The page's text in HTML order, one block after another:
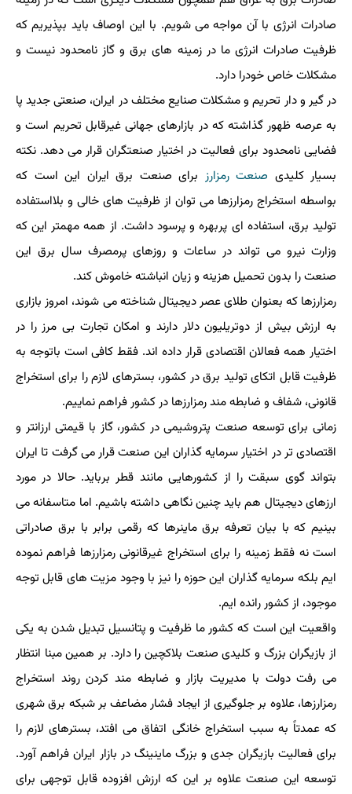
صادرات انرژی با آن مواجه می شویم. با این اوصاف باید بپذیریم که
ظرفیت صادرات انرژی ما در زمینه های برق و گاز نامحدود نیست و
مشکلات خاص خودرا دارد.
در گیر و دار تحریم و مشکلات صنایع مختلف در ایران، صنعتی جدید پا
به عرصه ظهور گذاشته که در بازارهای جهانی غیرقابل تحریم است و
فضایی نامحدود برای فعالیت در اختیار صنعتگران قرار می دهد. نکته
بسیار کلیدی صنعت رمزارز برای صنعت برق ایران این است که
بواسطه استخراج رمزارزها می توان از ظرفیت های خالی و بلااستفاده
تولید برق، استفاده ای پربهره و پرسود داشت. از همه مهمتر این که
وزارت نیرو می تواند در ساعات و روزهای پرمصرف سال برق این
صنعت را بدون تحمیل هزینه و زیان انباشته خاموش کند.
رمزارزها که بعنوان طلای عصر دیجیتال شناخته می شوند، امروز بازاری
به ارزش بیش از دوتریلیون دلار دارند و امکان تجارت بی مرز را در
اختیار همه فعالان اقتصادی قرار داده اند. فقط کافی است باتوجه به
ظرفیت قابل اتکای تولید برق در کشور، بسترهای لازم را برای استخراج
قانونی، شفاف و ضابطه مند رمزارزها در کشور فراهم نماییم.
زمانی برای توسعه صنعت پتروشیمی در کشور، گاز با قیمتی ارزانتر و
اقتصادی تر در اختیار سرمایه گذاران این صنعت قرار می گرفت تا ایران
بتواند گوی سبقت را از کشورهایی مانند قطر برباید. حالا در مورد
ارزهای دیجیتال هم باید چنین نگاهی داشته باشیم. اما متاسفانه می
بینیم که با بیان تعرفه برق ماینرها که رقمی برابر با برق صادراتی
است نه فقط زمینه را برای استخراج غیرقانونی رمزارزها فراهم نموده
ایم بلکه سرمایه گذاران این حوزه را نیز با وجود مزیت های قابل توجه
موجود، از کشور رانده ایم.
واقعیت این است که کشور ما ظرفیت و پتانسیل تبدیل شدن به یکی
از بازیگران بزرگ و کلیدی صنعت بلاکچین را دارد. بر همین مبنا انتظار
می رفت دولت با مدیریت بازار و ضابطه مند کردن روند استخراج
رمزارزها، علاوه بر جلوگیری از ایجاد فشار مضاعف بر شبکه برق شهری
که عمدتاً به سبب استخراج خانگی اتفاق می افتد، بسترهای لازم را
برای فعالیت بازیگران جدی و بزرگ ماینینگ در بازار ایران فراهم آورد.
توسعه این صنعت علاوه بر این که ارزش افزوده قابل توجهی برای